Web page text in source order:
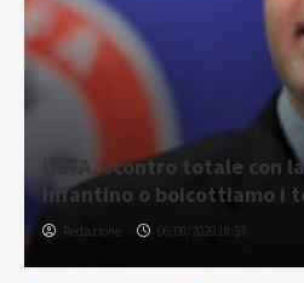
UEFA, scontro totale con
Infantino o boicottiamo i
Redazione 06/08/2026 18:57